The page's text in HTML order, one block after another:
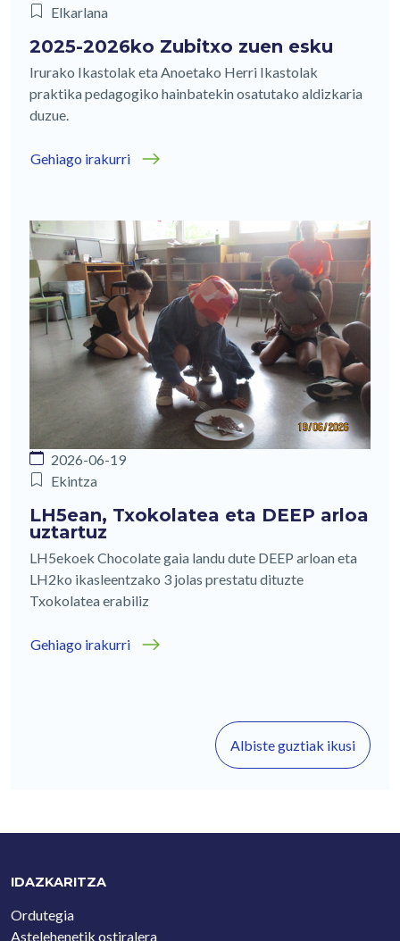
Elkarlana
2025-2026ko Zubitxo zuen esku
Irurako Ikastolak eta Anoetako Herri Ikastolak
praktika pedagogiko hainbatekin osatutako aldizkaria
duzue.
Gehiago irakurri
2026-06-19
Ekintza
LH5ean, Txokolatea eta DEEP arloa
uztartuz
LH5ekoek Chocolate gaia landu dute DEEP arloan eta
LH2ko ikasleentzako 3 jolas prestatu dituzte
Txokolatea erabiliz
Gehiago irakurri
Albiste guztiak ikusi
IDAZKARITZA
Ordutegia
Astelehenetik ostiralera